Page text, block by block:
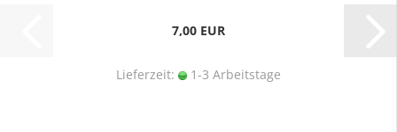
7,00 EUR
Lieferzeit: 1-3 Arbeitstage